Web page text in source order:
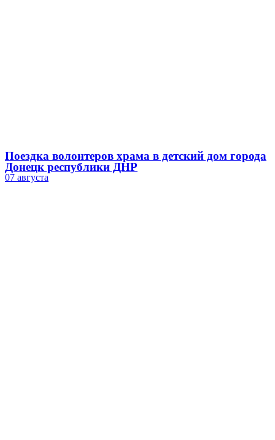
Поездка волонтеров храма в детский дом города
Донецк республики ДНР
07 августа